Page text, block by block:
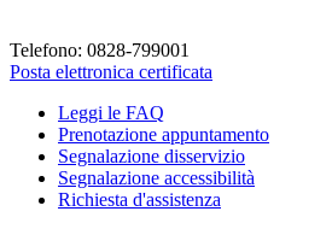
Telefono: 0828-799001
Posta elettronica certificata
Leggi le FAQ
Prenotazione appuntamento
Segnalazione disservizio
Segnalazione accessibilità
Richiesta d'assistenza